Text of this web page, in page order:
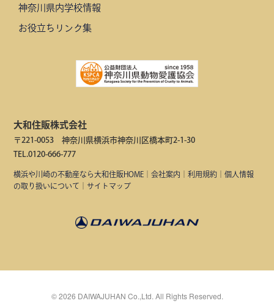
神奈川県内学校情報
お役立ちリンク集
大和住販株式会社
〒221-0053 神奈川県横浜市神奈川区橋本町2-1-30
TEL.0120-666-777
横浜や川崎の不動産なら大和住販HOME ｜会社案内 ｜利用規約 ｜個人情報
の取り扱いについて
サイトマップ
©2026 DAIWAJUHAN Co.,Ltd. All Rights Reserved.